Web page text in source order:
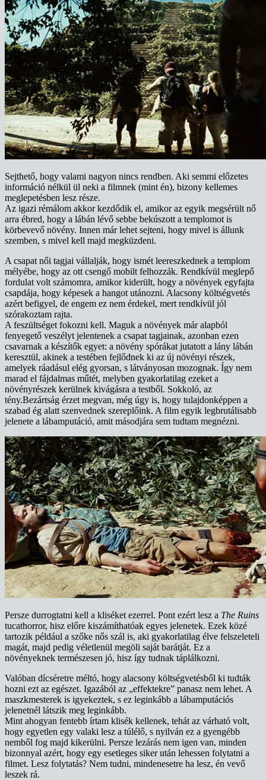
Sejthető, hogy valami nagyon nincs rendben. Aki semmi előzetes
információ nélkül ül neki a filmnek (mint én), bizony kellemes
meglepetésben lesz része.
Az igazi rémálom akkor kezdődik el, amikor az egyik megsérült nő
arra ébred, hogy a lábán lévő sebbe bekúszott a templomot is
körbevevő növény. Innen már lehet sejteni, hogy mivel is állunk
szemben, s mivel kell majd megküzdeni.
A csapat női tagjai vállalják, hogy ismét leereszkednek a templom
mélyébe, hogy az ott csengő mobilt felhozzák. Rendkívül meglepő
fordulat volt számomra, amikor kiderült, hogy a növények egyfajta
csapdája, hogy képesek a hangot utánozni. Alacsony költségvetés
azért befigyel, de engem ez nem érdekel, mert rendkívül jól
szórakoztam rajta.
A feszültséget fokozni kell. Maguk a növények már alapból
fenyegető veszélyt jelentenek a csapat tagjainak, azonban ezen
csavarnak a készítők egyet: a növény spórákat jutatott a lány lábán
keresztül, akinek a testében fejlődnek ki az új növényi részek,
amelyek ráadásul elég gyorsan, s látványosan mozognak. Így nem
marad el fájdalmas műtét, melyben gyakorlatilag ezeket a
növényrészek kerülnek kivágásra a testből. Sokkoló, az
tény.Bezártság érzet megvan, még úgy is, hogy tulajdonképpen a
szabad ég alatt szenvednek szereplőink. A film egyik legbrutálisabb
jelenete a lábamputáció, amit másodjára sem tudtam megnézni.
Persze durrogtatni kell a kliséket ezerrel. Pont ezért lesz a The Ruins
tucathorror, hisz előre kiszámíthatóak egyes jelenetek. Ezek közé
tartozik például a szőke nős szál is, aki gyakorlatilag élve felszeleteli
magát, majd pedig véletlenül megöli saját barátját. Ez a
növényeknek természesen jó, hisz így tudnak táplálkozni.
Valóban dícséretre méltó, hogy alacsony költségvetésből ki tudták
hozni ezt az egészet. Igazából az „effektekre” panasz nem lehet. A
maszkmesterek is igyekeztek, s ez leginkább a lábamputációs
jelenetnél látszik meg leginkább.
Mint ahogyan fentebb írtam klisék kellenek, tehát az várható volt,
hogy egyetlen egy valaki lesz a túlélő, s nyilván ez a gyengébb
nemből fog majd kikerülni. Persze lezárás nem igen van, minden
bizonnyal azért, hogy egy esetleges siker után lehessen folytatni a
filmet. Lesz folytatás? Nem tudni, mindenesetre ha lesz, én vevő
leszek rá.